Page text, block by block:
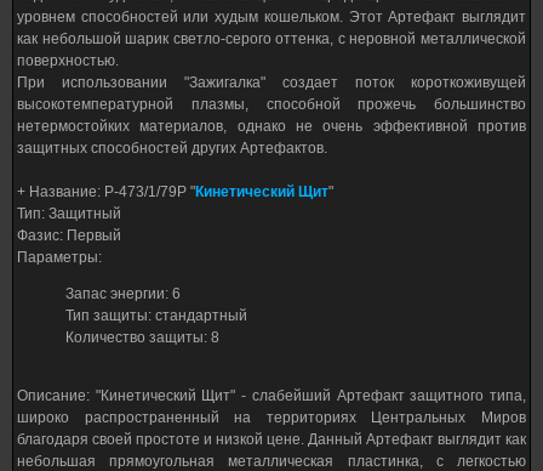
уровнем способностей или худым кошельком. Этот Артефакт выглядит
как небольшой шарик светло-серого оттенка, с неровной металлической
поверхностью.
При использовании "Зажигалка" создает поток короткоживущей
высокотемпературной плазмы, способной прожечь большинство
нетермостойких материалов, однако не очень эффективной против
защитных способностей других Артефактов.
+ Название: P-473/1/79P "Кинетический Щит"
Тип: Защитный
Фазис: Первый
Параметры:
Запас энергии: 6
Тип защиты: стандартный
Количество защиты: 8
Описание: "Кинетический Щит" - слабейший Артефакт защитного типа,
широко распространенный на территориях Центральных Миров
благодаря своей простоте и низкой цене. Данный Артефакт выглядит как
небольшая прямоугольная металлическая пластинка, с легкостью